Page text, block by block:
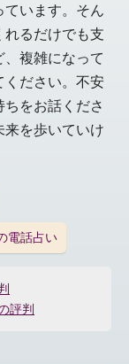
います。そん
れるだけでも支
、複雑になって
ください。不安
をお話くださ
来を歩いていけ
電話占い
評判